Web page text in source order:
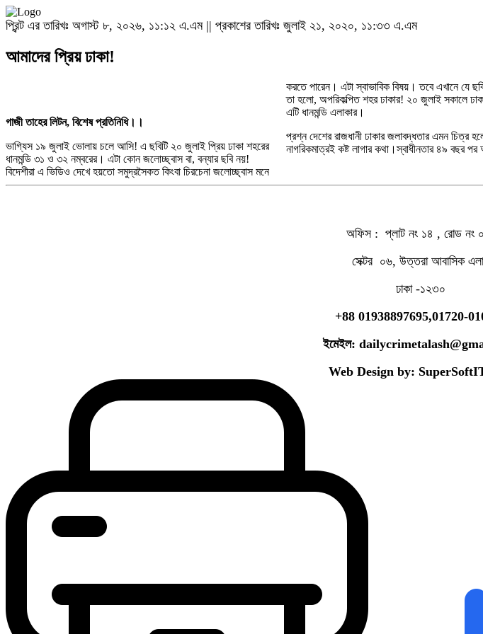
প্রিন্ট এর তারিখঃ অগাস্ট ৮, ২০২৬, ১১:১২ এ.এম || প্রকাশের তারিখঃ জুলাই ২১, ২০২০, ১১:৩৩ এ.এম
আমাদের প্রিয় ঢাকা!
গাজী তাহের লিটন, বিশেষ প্রতিনিধি।।
ভাগ্যিস ১৯ জুলাই ভোলায় চলে আসি! এ ছবিটি ২০ জুলাই প্রিয় ঢাকা শহরের
ধানমন্ডি ৩১ ও ৩২ নম্বরের। এটা কোন জলোচ্ছ্বাস বা, বন্যার ছবি নয়!
বিদেশীরা এ ভিডিও দেখে হয়তো সমুদ্রসৈকত কিংবা চিরচেনা জলোচ্ছ্বাস মনে
করতে পারেন। এটা স্বাভাবিক বিষয়। তবে এখানে যে
তা হলো, অপরিকল্পিত শহর ঢাকার! ২০ জুলাই সকালে
এটি ধানমন্ডি এলাকার।
প্রশ্ন দেশের রাজধানী ঢাকার জলাবদ্ধতার এমন চিত্র
নাগরিকমাত্রই কষ্ট লাগার কথা।স্বাধীনতার ৪৯ বছর পর
অফিস : প্লাট নং ১৪ , রোড নং
সেক্টর ০৬, উত্তরা আবাসিক
ঢাকা -১২৩০
+88 01938897695,01720-
ইমেইল:
Web Design by: